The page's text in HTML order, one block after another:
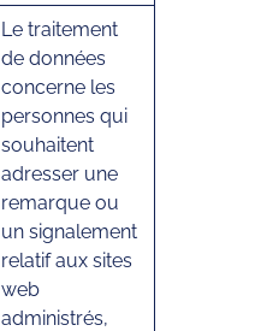
Le traitement
de données
concerne les
personnes qui
souhaitent
adresser une
remarque ou
un signalement
relatif aux sites
web
administrés,